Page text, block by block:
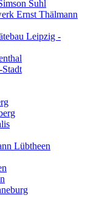
Suhl
Ernst Thälmann
Leipzig -
Lübtheen